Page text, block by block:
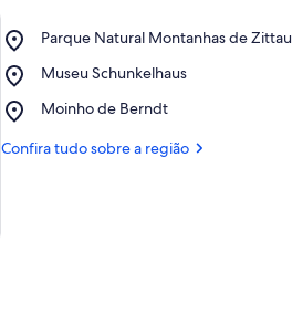
Parque Natural Montanhas de Zittau
Place,
Natural
de
Museu Schunkelhaus
Place,
Schunkelhaus
Moinho de Berndt
Place,
de
Confira tudo sobre a região